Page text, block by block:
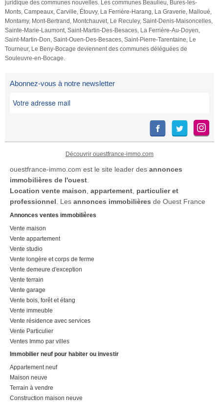
juridique des communes nouvelles. Les communes Beaulieu, Bures-les-
Monts, Campeaux, Carville, Étouvy, La Ferrière-Harang, La Graverie, Malloué,
Montamy, Mont-Bertrand, Montchauvet, Le Reculey, Saint-Denis-Maisoncelles,
Sainte-Marie-Laumont, Saint-Martin-Des-Besaces, La Ferrière-Au-Doyen,
Saint-Martin-Don, Saint-Ouen-Des-Besaces, Saint-Pierre-Tarentaine, Le
Tourneur, Le Beny-Bocage deviennent des communes déléguées de
Souleuvre-en-Bocage.
Abonnez-vous à notre newsletter
Découvrir ouestfrance-immo.com
ouestfrance-immo.com est le site leader des annonces
immobilières de l'ouest
Location vente maison appartement particulier et
professionnel . Les annonces immobilières de Ouest France
Annonces ventes immobilières
Vente maison
Vente appartement
Vente studio
Vente longère et corps de ferme
Vente demeure d'exception
Vente terrain
Vente garage
Vente bois, forêt et étang
Vente immeuble
Vente résidence avec services
Vente Particulier
Ventes Immo par villes
Immobilier neuf pour habiter ou investir
Appartement neuf
Maison neuve
Terrain à vendre
Construction maison neuve